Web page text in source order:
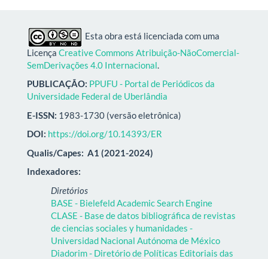
Esta obra está licenciada com uma
Licença Creative Commons Atribuição-NãoComercial-
SemDerivações 4.0 Internacional.
PUBLICAÇÃO: PPUFU - Portal de Periódicos da
Universidade Federal de Uberlândia
E-ISSN: 1983-1730 (versão eletrônica)
DOI: https://doi.org/10.14393/ER
Qualis/Capes: A1 (2021-2024)
Indexadores:
Diretórios
BASE - Bielefeld Academic Search Engine
CLASE - Base de datos bibliográfica de revistas
de ciencias sociales y humanidades -
Universidad Nacional Autónoma de México
Diadorim - Diretório de Políticas Editoriais das